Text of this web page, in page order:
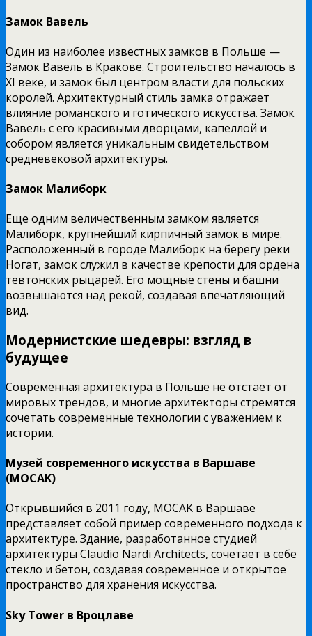
Замок Вавель
Один из наиболее известных замков в Польше —
Замок Вавель в Кракове. Строительство началось в
XI веке, и замок был центром власти для польских
королей. Архитектурный стиль замка отражает
влияние романского и готического искусства. Замок
Вавель с его красивыми дворцами, капеллой и
собором является уникальным свидетельством
средневековой архитектуры.
Замок Малиборк
Еще одним величественным замком является
Малиборк, крупнейший кирпичный замок в мире.
Расположенный в городе Малиборк на берегу реки
Ногат, замок служил в качестве крепости для ордена
тевтонских рыцарей. Его мощные стены и башни
возвышаются над рекой, создавая впечатляющий
вид.
Модернистские шедевры: взгляд в
будущее
Современная архитектура в Польше не отстает от
мировых трендов, и многие архитекторы стремятся
сочетать современные технологии с уважением к
истории.
Музей современного искусства в Варшаве
(MOCAK)
Открывшийся в 2011 году, MOCAK в Варшаве
представляет собой пример современного подхода к
архитектуре. Здание, разработанное студией
архитектуры Claudio Nardi Architects, сочетает в себе
стекло и бетон, создавая современное и открытое
пространство для хранения искусства.
Sky Tower в Вроцлаве